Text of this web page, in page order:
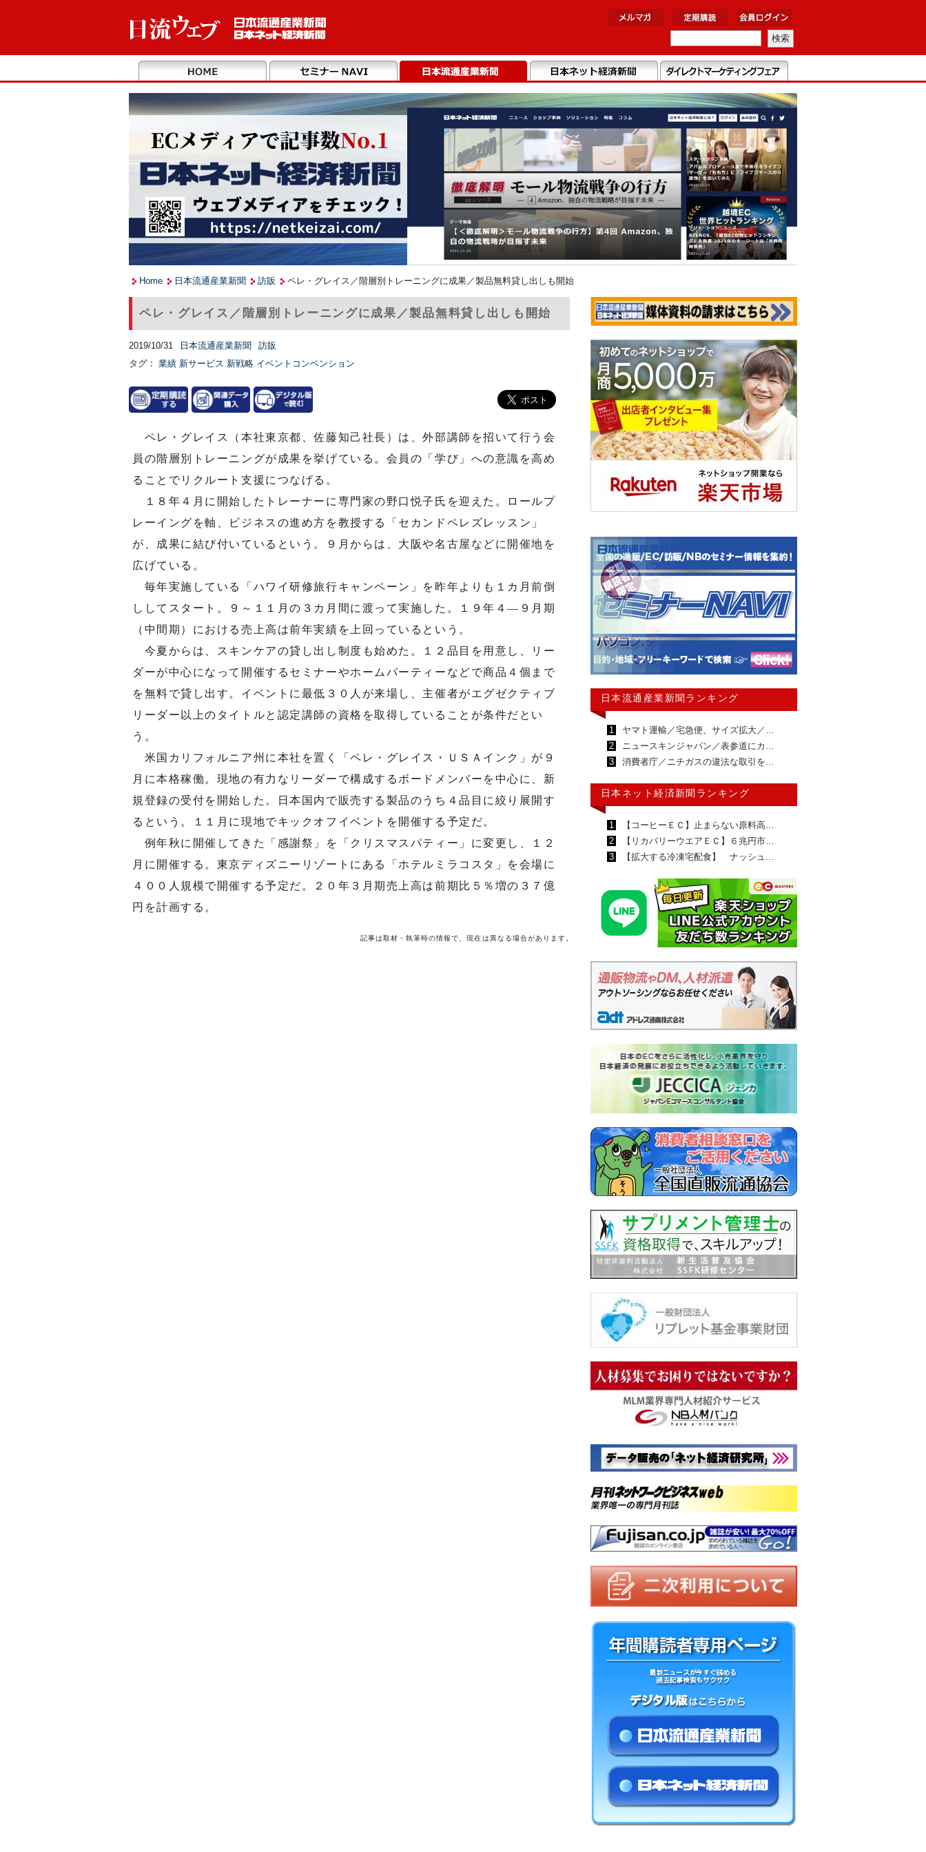
Home 日本流通産業新聞 訪販 ペレ・グレイス／階層別トレーニングに成果／製品無料貸し出しも開始
ペレ・グレイス／階層別トレーニングに成果／製品無料貸し出しも開始
2019/10/31 日本流通産業新聞
訪販
タグ： 業績 新サービス 新戦略 イベントコンベンション
ペレ・グレイス（本社東京都、佐藤知己社長）は、外部講師を招いて行う会
員の階層別トレーニングが成果を挙げている。会員の「学び」への意識を高め
ることでリクルート支援につなげる。
１８年４月に開始したトレーナーに専門家の野口悦子氏を迎えた。ロールプ
レーイングを軸、ビジネスの進め方を教授する「セカンドペレズレッスン」
が、成果に結び付いているという。９月からは、大阪や名古屋などに開催地を
広げている。
毎年実施している「ハワイ研修旅行キャンペーン」を昨年よりも１カ月前倒
ししてスタート。９～１１月の３カ月間に渡って実施した。１９年４―９月期
（中間期）における売上高は前年実績を上回っているという。
今夏からは、スキンケアの貸し出し制度も始めた。１２品目を用意し、リー
ダーが中心になって開催するセミナーやホームパーティーなどで商品４個まで
を無料で貸し出す。イベントに最低３０人が来場し、主催者がエグゼクティブ
リーダー以上のタイトルと認定講師の資格を取得していることが条件だとい
う。
米国カリフォルニア州に本社を置く「ペレ・グレイス・ＵＳＡインク」が９
月に本格稼働。現地の有力なリーダーで構成するボードメンバーを中心に、新
規登録の受付を開始した。日本国内で販売する製品のうち４品目に絞り展開す
るという。１１月に現地でキックオフイベントを開催する予定だ。
例年秋に開催してきた「感謝祭」を「クリスマスパティー」に変更し、１２
月に開催する。東京ディズニーリゾートにある「ホテルミラコスタ」を会場に
４００人規模で開催する予定だ。２０年３月期売上高は前期比５％増の３７億
円を計画する。
記事は取材・執筆時の情報で、現在は異なる場合があります。
日本流通産業新聞ランキング
1
ヤマト運輸／宅急便、サイズ拡大／…
2
ニュースキンジャパン／表参道にカ…
3
消費者庁／ニチガスの違法な取引を…
日本ネット経済新聞ランキング
1
【コーヒーＥＣ】止まらない原料高…
2
【リカバリーウエアＥＣ】６兆円市…
3
【拡大する冷凍宅配食】 ナッシュ…